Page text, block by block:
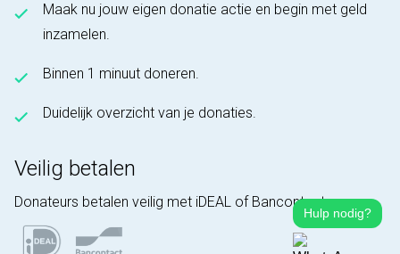
Maak nu jouw eigen donatie actie en begin met geld
inzamelen.
Binnen 1 minuut doneren.
Duidelijk overzicht van je donaties.
Veilig betalen
Donateurs betalen veilig met iDEAL of Bancontact.
Hulp nodig?